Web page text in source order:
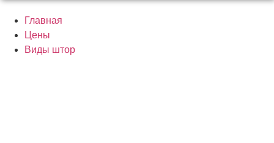
Главная
Цены
Виды штор